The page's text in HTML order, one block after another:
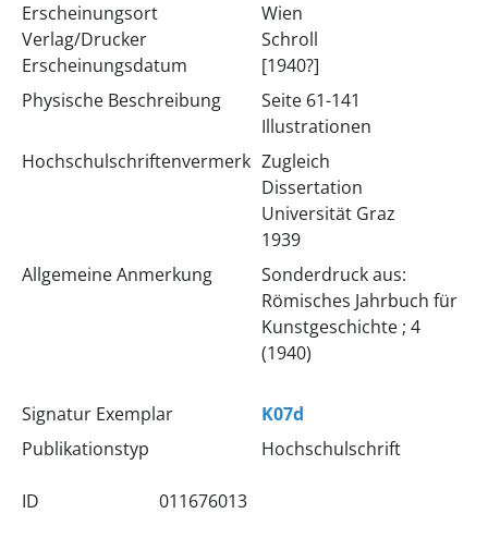
Erscheinungsort
Verlag/Drucker
Erscheinungsdatum
Wien
Schroll
[1940?]
Physische Beschreibung
Seite 61-141
Illustrationen
Hochschulschriftenvermerk Zugleich
Dissertation
Universität Graz
1939
Allgemeine Anmerkung
Sonderdruck aus:
Römisches Jahrbuch für
Kunstgeschichte ; 4
(1940)
Signatur Exemplar
K07d
Publikationstyp
Hochschulschrift
ID 011676013